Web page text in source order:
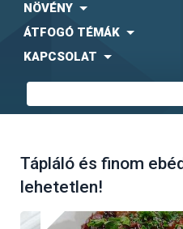
NÖVÉNY
ÁTFOGÓ TÉMÁK
KAPCSOLAT
Tápláló és finom
lehetetlen!